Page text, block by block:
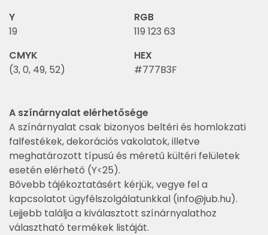
Y
19
RGB
119 123 63
CMYK
(3, 0, 49, 52)
HEX
#777B3F
A színárnyalat elérhetősége
A színárnyalat csak bizonyos beltéri és homlokzati
falfestékek, dekorációs vakolatok, illetve
meghatározott típusú és méretű kültéri felületek
esetén elérhető (Y<25).
Bővebb tájékoztatásért kérjük, vegye fel a
kapcsolatot ügyfélszolgálatunkkal (info@jub.hu).
Lejjebb találja a kiválasztott színárnyalathoz
választható termékek listáját.